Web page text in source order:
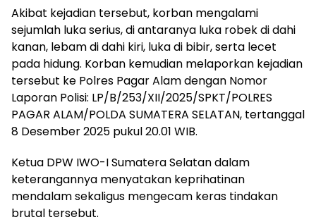
Akibat kejadian tersebut, korban mengalami
sejumlah luka serius, di antaranya luka robek di dahi
kanan, lebam di dahi kiri, luka di bibir, serta lecet
pada hidung. Korban kemudian melaporkan kejadian
tersebut ke Polres Pagar Alam dengan Nomor
Laporan Polisi: LP/B/253/XII/2025/SPKT/POLRES
PAGAR ALAM/POLDA SUMATERA SELATAN, tertanggal
8 Desember 2025 pukul 20.01 WIB.
Ketua DPW IWO-I Sumatera Selatan dalam
keterangannya menyatakan keprihatinan
mendalam sekaligus mengecam keras tindakan
brutal tersebut.